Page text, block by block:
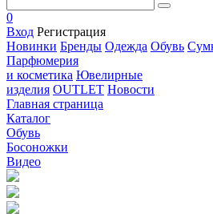
0
Вход Регистрация
Новинки Бренды Одежда Обувь
Парфюмерия
и косметика Ювелирные
изделия OUTLET Новости
Главная страница
Каталог
Обувь
Босоножки
Видео